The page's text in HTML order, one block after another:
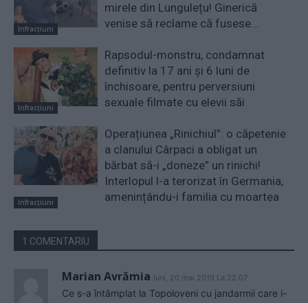
Infracțiuni
mirele din Lungulețu! Ginerică
venise să reclame că fusese...
Infracțiuni
Rapsodul-monstru, condamnat
definitiv la 17 ani și 6 luni de
închisoare, pentru perversiuni
sexuale filmate cu elevii săi
Infracțiuni
Operațiunea „Rinichiul”: o căpetenie
a clanului Cârpaci a obligat un
bărbat să-i „doneze” un rinichi!
Interlopul l-a terorizat în Germania,
amenințându-i familia cu moartea
1 COMENTARIU
Marian Avrămia luni, 20 mai 2019 La 22.07
Ce s-a întâmplat la Topoloveni cu jandarmii care i-